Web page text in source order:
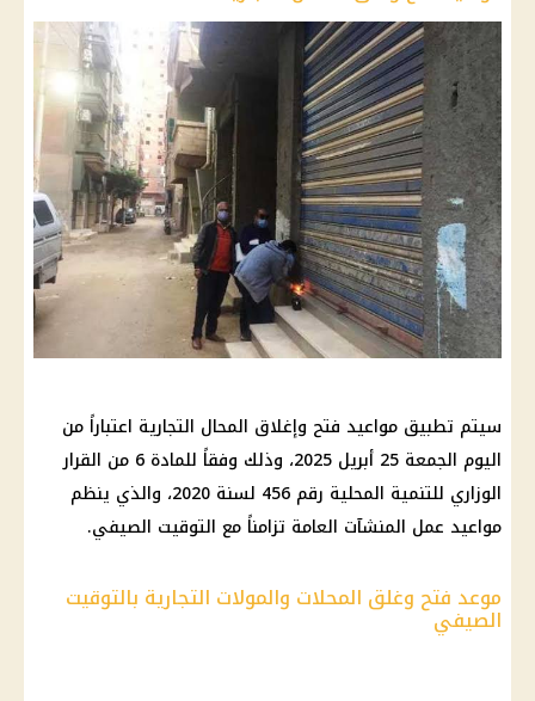
سيتم تطبيق مواعيد فتح وإغلاق المحال التجارية اعتباراً من
اليوم الجمعة 25 أبريل 2025، وذلك وفقاً للمادة 6 من القرار
الوزاري للتنمية المحلية رقم 456 لسنة 2020، والذي ينظم
مواعيد عمل المنشآت العامة تزامناً مع التوقيت الصيفي.
موعد فتح وغلق المحلات والمولات التجارية بالتوقيت
الصيفي